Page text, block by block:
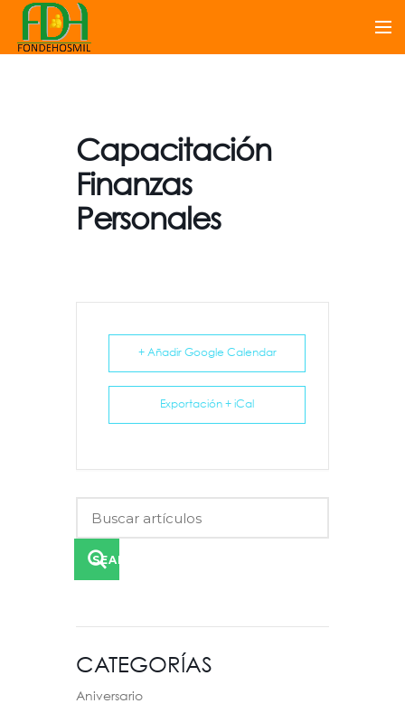
Capacitación
Finanzas
Personales
+ Añadir Google Calendar
Exportación + iCal
SEARCH
CATEGORÍAS
Aniversario